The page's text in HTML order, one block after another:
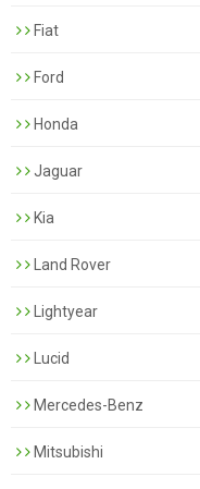
Fiat
Ford
Honda
Jaguar
Kia
Land Rover
Lightyear
Lucid
Mercedes-Benz
Mitsubishi